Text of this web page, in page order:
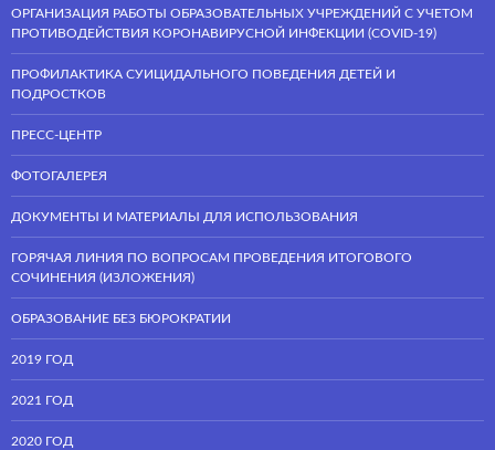
ОРГАНИЗАЦИЯ РАБОТЫ ОБРАЗОВАТЕЛЬНЫХ УЧРЕЖДЕНИЙ С УЧЕТОМ
ПРОТИВОДЕЙСТВИЯ КОРОНАВИРУСНОЙ ИНФЕКЦИИ (COVID-19)
ПРОФИЛАКТИКА СУИЦИДАЛЬНОГО ПОВЕДЕНИЯ ДЕТЕЙ И
ПОДРОСТКОВ
ПРЕСС-ЦЕНТР
ФОТОГАЛЕРЕЯ
ДОКУМЕНТЫ И МАТЕРИАЛЫ ДЛЯ ИСПОЛЬЗОВАНИЯ
ГОРЯЧАЯ ЛИНИЯ ПО ВОПРОСАМ ПРОВЕДЕНИЯ ИТОГОВОГО
СОЧИНЕНИЯ (ИЗЛОЖЕНИЯ)
ОБРАЗОВАНИЕ БЕЗ БЮРОКРАТИИ
2019 ГОД
2021 ГОД
2020 ГОД